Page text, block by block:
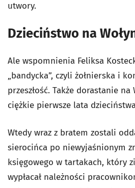
utwory.
Dzieciństwo na
Ale wspomnienia Feliksa
„bandycka”, czyli żołnierska i
przeszłość. Także dorastanie na
ciężkie pierwsze lata
Wtedy wraz z bratem zostali
sierocińca po niewyjaśnionym
księgowego w tartakach, który
wypłacał należności